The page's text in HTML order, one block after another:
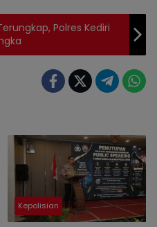
Polres Kediri
Kepolisian